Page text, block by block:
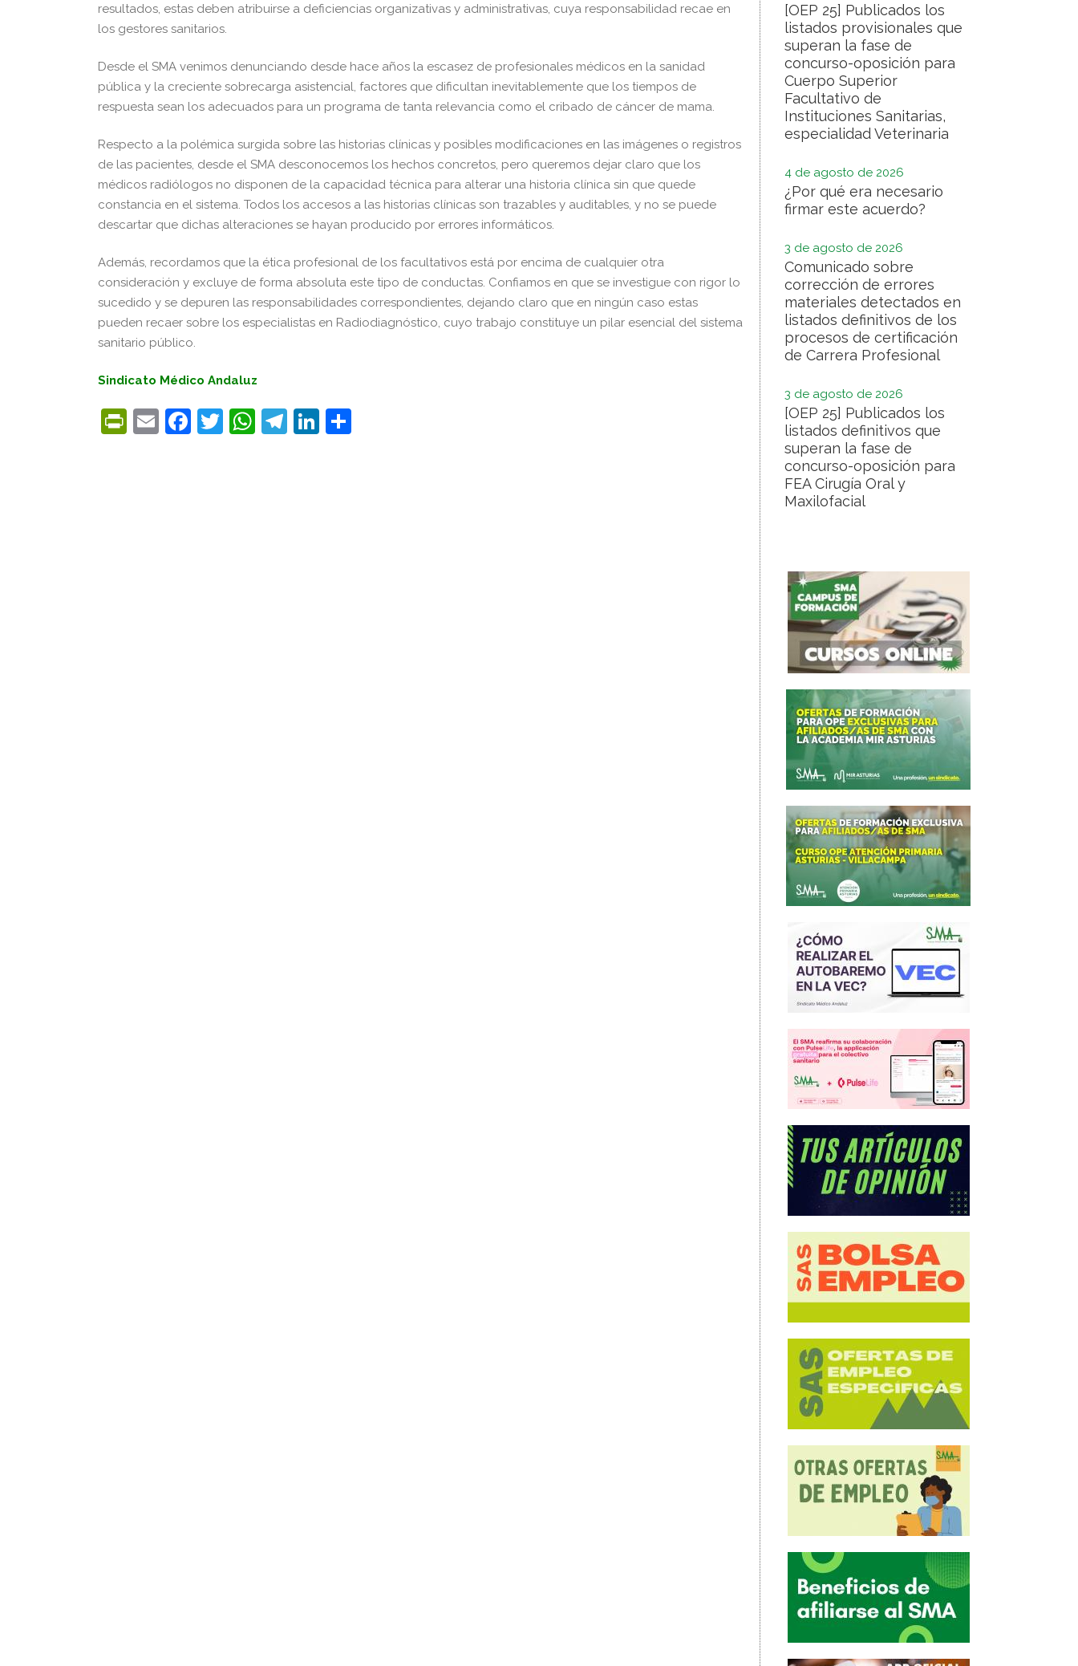
resultados, estas deben atribuirse a deficiencias organizativas y administrativas, cuya responsabilidad recae en
los gestores sanitarios.
Desde el SMA venimos denunciando desde hace años la escasez de profesionales médicos en la sanidad
pública y la creciente sobrecarga asistencial, factores que dificultan inevitablemente que los tiempos de
respuesta sean los adecuados para un programa de tanta relevancia como el cribado de cáncer de mama.
Respecto a la polémica surgida sobre las historias clínicas y posibles modificaciones en las imágenes o registros
de las pacientes, desde el SMA desconocemos los hechos concretos, pero queremos dejar claro que los
médicos radiólogos no disponen de la capacidad técnica para alterar una historia clínica sin que quede
constancia en el sistema. Todos los accesos a las historias clínicas son trazables y auditables, y no se puede
descartar que dichas alteraciones se hayan producido por errores informáticos.
Además, recordamos que la ética profesional de los facultativos está por encima de cualquier otra
consideración y excluye de forma absoluta este tipo de conductas. Confiamos en que se investigue con rigor lo
sucedido y se depuren las responsabilidades correspondientes, dejando claro que en ningún caso estas
pueden recaer sobre los especialistas en Radiodiagnóstico, cuyo trabajo constituye un pilar esencial del sistema
sanitario público.
Sindicato Médico Andaluz
PrintFriendly
EmailFacebook
Twitter
WhatsApp
Telegram
LinkedIn
[OEP 25] Publicados los
listados provisionales que
superan la fase de
concurso-oposición para
Cuerpo Superior
Facultativo de
Instituciones Sanitarias,
especialidad Veterinaria
4 de agosto de 2026
¿Por qué era necesario
firmar este acuerdo?
3 de agosto de 2026
Comunicado sobre
corrección de errores
materiales detectados en
listados definitivos de los
procesos de certificación
de Carrera Profesional
3 de agosto de 2026
[OEP 25] Publicados los
listados definitivos que
superan la fase de
concurso-oposición para
FEA Cirugía Oral y
Maxilofacial